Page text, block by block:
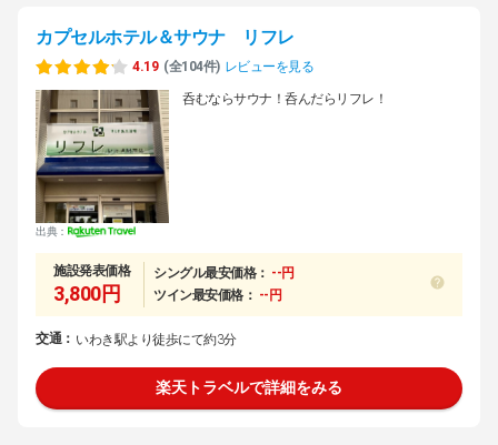
カプセルホテル＆サウナ リフレ
4.19 (全104件) レビューを見る
出典：
呑むならサウナ！呑んだらリフレ！
施設発表価格
3,800円
シングル最安価格： --円
ツイン最安価格： --円
交通： いわき駅より徒歩にて約3分
楽天トラベルで詳細をみる